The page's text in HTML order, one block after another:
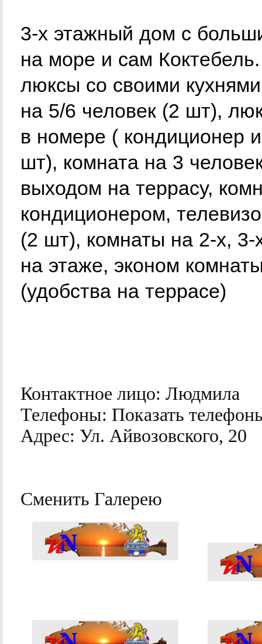
3-х этажный дом с
на море и сам
люксы со своими
на 5/6 человек (2 шт),
в номере ( кондиционер
шт), комната на 3
выходом на террасу,
кондиционером,
(2 шт), комнаты на 2-х, 3-
на этаже, эконом
(удобства на террасе)
Контактное лицо: Людмила
Телефоны: Показать
Адрес: Ул. Айвозовского, 20
Сменить Галерею